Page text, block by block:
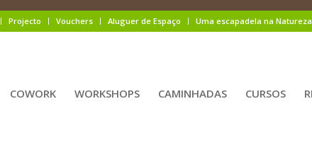
Projecto Vouchers Aluguer de Espaço Uma escapadela na Natureza
COWORK WORKSHOPS CAMINHADAS CURSOS